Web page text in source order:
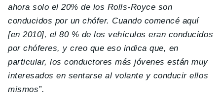
ahora solo el 20% de los Rolls-Royce son
conducidos por un chófer. Cuando comencé aquí
[en 2010], el 80 % de los vehículos eran conducidos
por chóferes, y creo que eso indica que, en
particular, los conductores más jóvenes están muy
interesados ​​en sentarse al volante y conducir ellos
mismos”.